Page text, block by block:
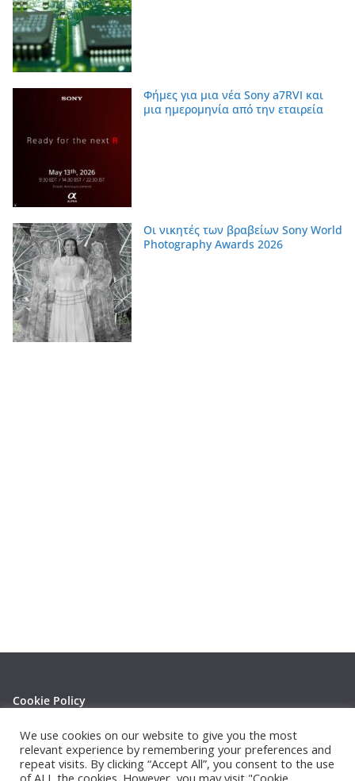
Φήμες για μια νέα Sony a7RVI και
μια ημερομηνία από την εταιρεία
Οι νικητές των βραβείων Sony World
Photography Awards 2026
Cookie Policy
Privacy Policy
We use cookies on our website to give you the most
relevant experience by remembering your preferences and
repeat visits. By clicking “Accept All”, you consent to the use
of ALL the cookies. However, you may visit "Cookie